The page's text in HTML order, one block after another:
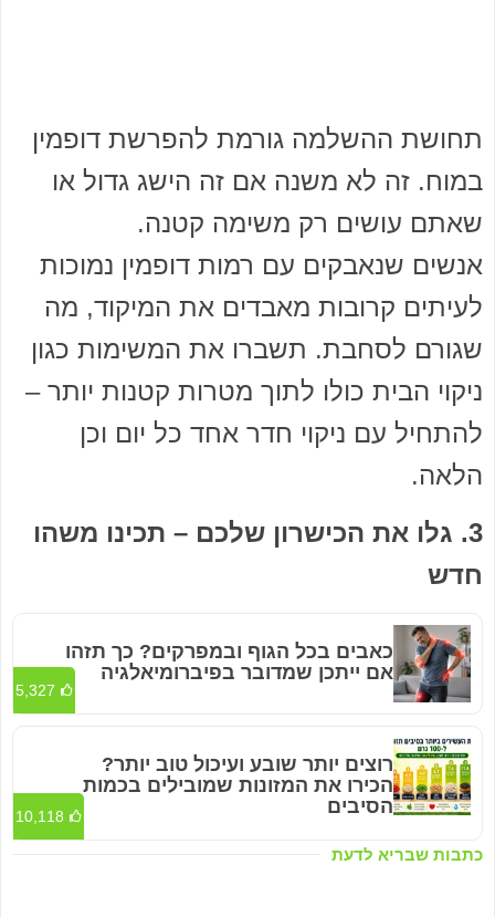
תחושת ההשלמה גורמת להפרשת דופמין
במוח. זה לא משנה אם זה הישג גדול או
שאתם עושים רק משימה קטנה.
אנשים שנאבקים עם רמות דופמין נמוכות
לעיתים קרובות מאבדים את המיקוד, מה
שגורם לסחבת. תשברו את המשימות כגון
ניקוי הבית כולו לתוך מטרות קטנות יותר –
להתחיל עם ניקוי חדר אחד כל יום וכן
הלאה.
3. גלו את הכישרון שלכם – תכינו משהו
חדש
כתבות שבריא לדעת
כאבים בכל הגוף ובמפרקים? כך תזהו
אם ייתכן שמדובר בפיברומיאלגיה
5,327
רוצים יותר שובע ועיכול טוב יותר?
הכירו את המזונות שמובילים בכמות
הסיבים
10,118